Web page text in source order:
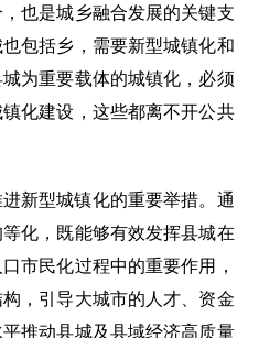
也是城乡融合发展的关键支
包括乡，需要新型城镇化和
为重要载体的城镇化，必须
化建设，这些都离不开公共
型城镇化的重要举措。通
化，既能够有效发挥县城在
市民化过程中的重要作用，
，引导大城市的人才、资金
推动县城及县域经济高质量